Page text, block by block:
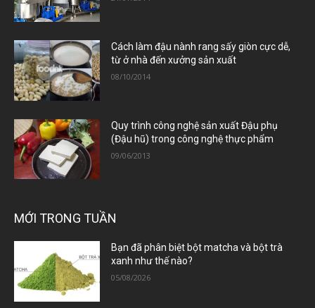
Cách làm đậu nành rang sấy giòn cực dễ,
từ ở nhà đến xưởng sản xuất
08/10/2014
Quy trình công nghệ sản xuất Đậu phụ
(Đậu hũ) trong công nghệ thực phẩm
09/06/2013
MỚI TRONG TUẦN
Bạn đã phân biệt bột matcha và bột trà
xanh như thế nào?
05/08/2026